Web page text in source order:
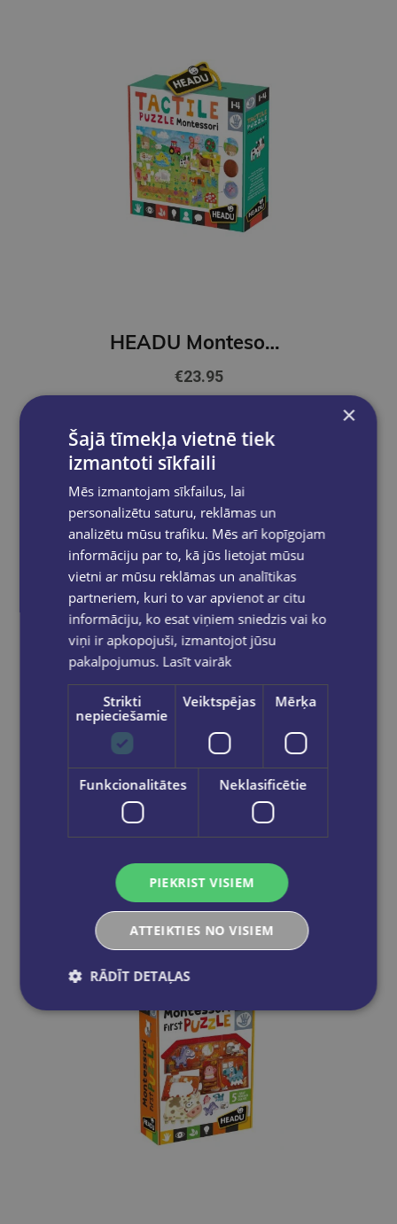
HEADU Montesori taktilā puzle
€23.95
HEADU Montesori pirmā puzle - Mežs
€21.95
Ielikt grozā
×
Šajā tīmekļa vietnē tiek
izmantoti sīkfaili
Mēs izmantojam sīkfailus, lai
personalizētu saturu, reklāmas un
analizētu mūsu trafiku. Mēs arī kopīgojam
informāciju par to, kā jūs lietojat mūsu
vietni ar mūsu reklāmas un analītikas
partneriem, kuri to var apvienot ar citu
informāciju, ko esat viņiem sniedzis vai ko
viņi ir apkopojuši, izmantojot jūsu
pakalpojumus. Lasīt vairāk
Strikti
nepieciešamie
Veiktspējas Mērķa
Funkcionalitātes Neklasificētie
PIEKRIST VISIEM
ATTEIKTIES NO VISIEM
RĀDĪT DETAĻAS